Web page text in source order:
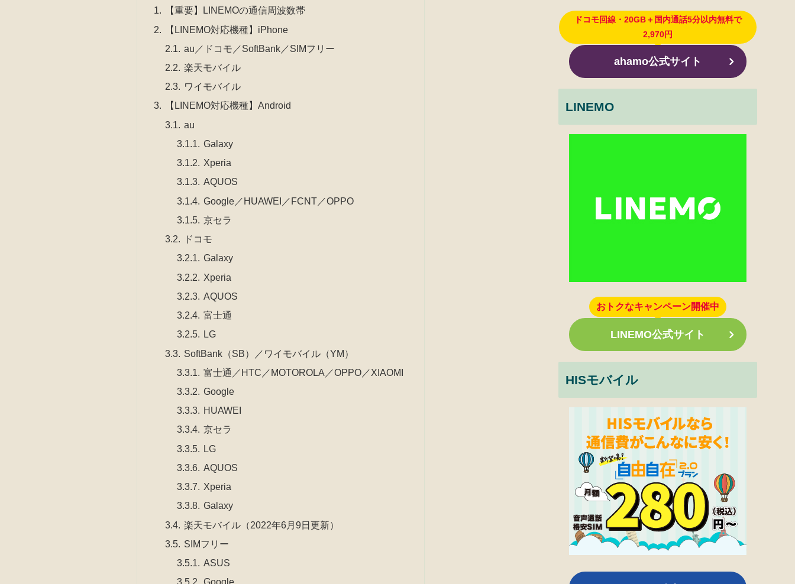
【重要】LINEMOの通信周波数帯
【LINEMO対応機種】iPhone
au／ドコモ／SoftBank／SIMフリー
楽天モバイル
ワイモバイル
【LINEMO対応機種】Android
au
Galaxy
Xperia
AQUOS
Google／HUAWEI／FCNT／OPPO
京セラ
ドコモ
Galaxy
Xperia
AQUOS
富士通
LG
SoftBank（SB）／ワイモバイル（YM）
富士通／HTC／MOTOROLA／OPPO／XIAOMI
Google
HUAWEI
京セラ
LG
AQUOS
Xperia
Galaxy
楽天モバイル（2022年6月9日更新）
SIMフリー
ASUS
Google
ドコモ回線・20GB＋国内通話5分以内無料で
2,970円
ahamo公式サイト
LINEMO
おトクなキャンペーン開催中
LINEMO公式サイト
HISモバイル